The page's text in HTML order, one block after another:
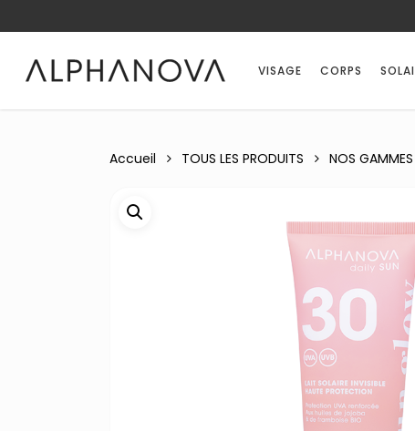
to
content
VISAGE CORPS
Accueil TOUS LES PRODUITS NOS GAMMES